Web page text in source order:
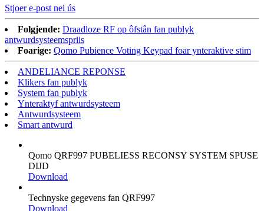
Stjoer e-post nei ús
Folgjende: Draadloze RF op ôfstân fan publyk
antwurdsysteemspriis
Foarige: Qomo Pubience Voting Keypad foar ynteraktive stim
ANDELIANCE REPONSE
Klikers fan publyk
System fan publyk
Ynteraktyf antwurdsysteem
Antwurdsysteem
Smart antwurd
Qomo QRF997 PUBELIESS RECONSY SYSTEM SPUSE
DIJD
Download
Technyske gegevens fan QRF997
Download